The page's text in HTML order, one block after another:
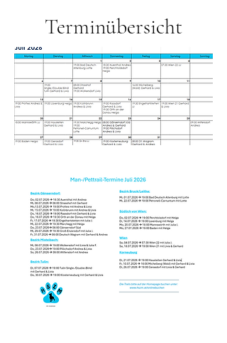
Terminübersicht